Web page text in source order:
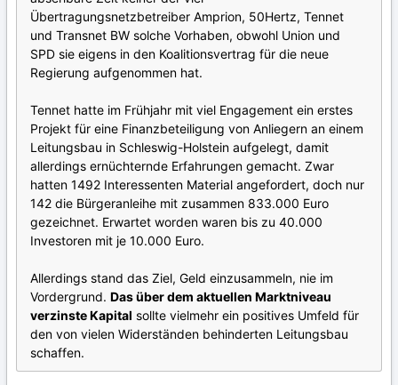
Übertragungsnetzbetreiber Amprion, 50Hertz, Tennet
und Transnet BW solche Vorhaben, obwohl Union und
SPD sie eigens in den Koalitionsvertrag für die neue
Regierung aufgenommen hat.
Tennet hatte im Frühjahr mit viel Engagement ein erstes
Projekt für eine Finanzbeteiligung von Anliegern an einem
Leitungsbau in Schleswig-Holstein aufgelegt, damit
allerdings ernüchternde Erfahrungen gemacht. Zwar
hatten 1492 Interessenten Material angefordert, doch nur
142 die Bürgeranleihe mit zusammen 833.000 Euro
gezeichnet. Erwartet worden waren bis zu 40.000
Investoren mit je 10.000 Euro.
Allerdings stand das Ziel, Geld einzusammeln, nie im
Vordergrund. Das über dem aktuellen Marktniveau
verzinste Kapital sollte vielmehr ein positives Umfeld für
den von vielen Widerständen behinderten Leitungsbau
schaffen.